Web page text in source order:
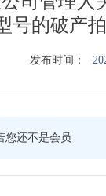
号的破产
发布时间：
您还不是会员